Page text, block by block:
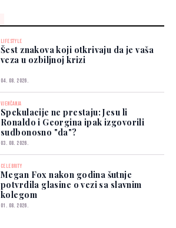
LIFESTYLE
Šest znakova koji otkrivaju da je vaša
veza u ozbiljnoj krizi
04. 08. 2026.
VJENČANJA
Spekulacije ne prestaju: Jesu li
Ronaldo i Georgina ipak izgovorili
sudbonosno "da"?
03. 08. 2026.
CELEBRITY
Megan Fox nakon godina šutnje
potvrdila glasine o vezi sa slavnim
kolegom
01. 08. 2026.